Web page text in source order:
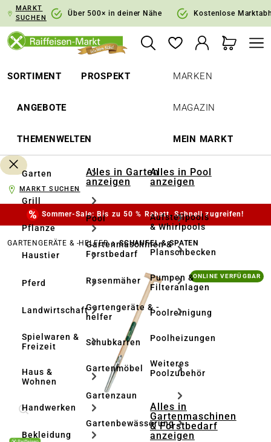
Zur Hauptnavigation springen
MARKT
SUCHEN
Über 500× in deiner Nähe Kostenlose
SORTIMENT PROSPEKT
ANGEBOTE
THEMENWELTEN
MARKEN
MAGAZIN
MEIN MARKT
Garten
Grill
Pflanze
Haustier
Pferd
Landwirtschaft
Spielwaren &
Freizeit
Haus &
Wohnen
Handwerken
Bekleidung
Alles in Garten
anzeigen
Pool
Gartenmaschinen &
Forstbedarf
Rasenmäher
Gartengeräte & -
helfer
Schubkarren
Gartenmöbel
Gartenzaun
Gartenbewässerung
Alles in Pool
anzeigen
Aufstellpools
& Whirlpools
Planschbecken
Pumpen &
Filteranlagen
Poolreinigung
Poolheizungen
Weiteres
Poolzubehör
Alles in
Gartenmaschinen
& Forstbedarf
anzeigen
MARKT SUCHEN
Sommer-Sale: Bis zu 50 % Rabatt. Schnell zugreifen!
GARTENGERÄTE & -HELFER SCHAUFEL & SPATEN
Bildergalerie überspringen ONLINE VERFÜGBAR